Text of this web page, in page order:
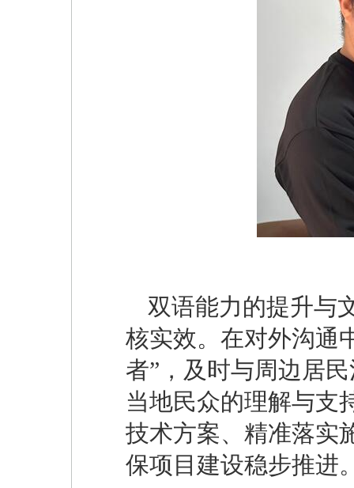
双语能力的提升与
核实效。在对外沟通
者”，及时与周边居
当地民众的理解与支
技术方案、精准落实
保项目建设稳步推进